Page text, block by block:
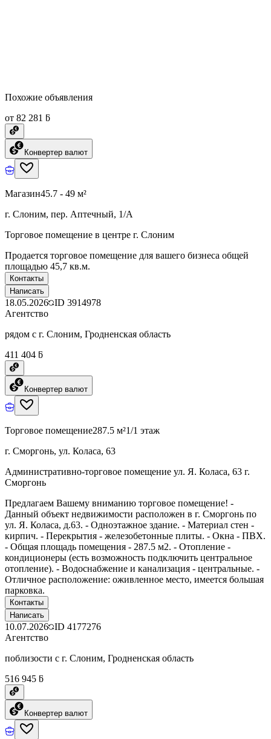
Похожие объявления
от 82 281 ƃ
Конвертер валют
Магазин45.7 - 49 м²
г. Слоним, пер. Аптечный, 1/А
Торговое помещение в центре г. Слоним
Продается торговое помещение для вашего бизнеса общей
площадью 45,7 кв.м.
Контакты
Написать
18.05.2026 ID 3914978
Агентство
рядом с г. Слоним, Гродненская область
411 404 ƃ
Конвертер валют
Торговое помещение287.5 м²1/1 этаж
г. Сморгонь, ул. Коласа, 63
Административно-торговое помещение ул. Я. Коласа, 63 г.
Сморгонь
Предлагаем Вашему вниманию торговое помещение! -
Данный объект недвижимости расположен в г. Сморгонь по
ул. Я. Коласа, д.63. - Одноэтажное здание. - Материал стен -
кирпич. - Перекрытия - железобетонные плиты. - Окна - ПВХ.
- Общая площадь помещения - 287.5 м2. - Отопление -
кондиционеры (есть возможность подключить центральное
отопление). - Водоснабжение и канализация - центральные. -
Отличное расположение: оживленное место, имеется большая
парковка.
Контакты
Написать
10.07.2026 ID 4177276
Агентство
поблизости с г. Слоним, Гродненская область
516 945 ƃ
Конвертер валют